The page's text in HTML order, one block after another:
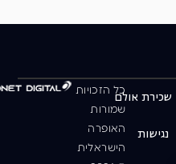
כל הזכויות
שמורות
האופרה
הישראלית
שכירת אולם
נגישות